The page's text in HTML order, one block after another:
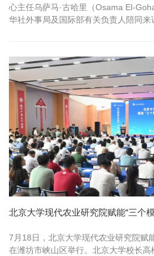
心主任乌萨马·古哈里（Osama El-
华社外事局及国际部有关负责人陪同来
北京大学现代农业研究院赋能“三个
7月18日，北京大学现代农业研究院赋
在潍坊市峡山区举行。北京大学校长